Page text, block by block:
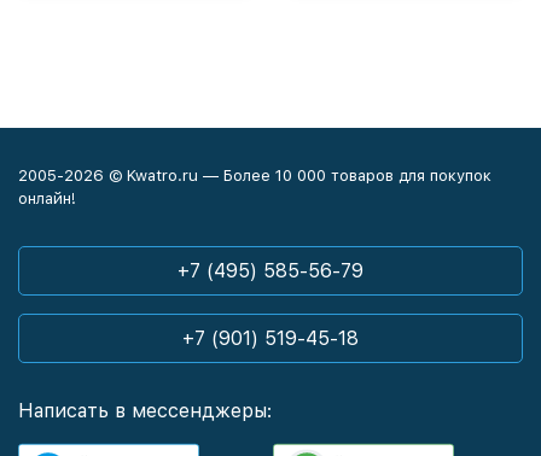
2005-2026 © Kwatro.ru — Более 10 000 товаров для покупок
онлайн!
+7 (495) 585-56-79
+7 (901) 519-45-18
Написать в мессенджеры: